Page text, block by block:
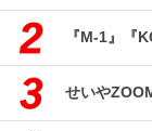
『M-1』『
せいや